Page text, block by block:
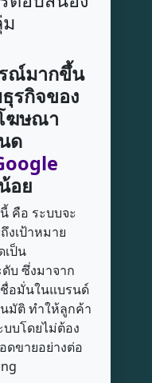
ณ์มากขึ้น
รกิจของ
ฆษณา
ด
อย
คือ ระบบจะ
งเป้าหมาย
ป็น
บ ซึ่งมาจาก
อมั่นในแบรนด์
มัติ ทำให้ลูกค้า
บโดยไม่ต้อง
ดขายอย่างต่อ